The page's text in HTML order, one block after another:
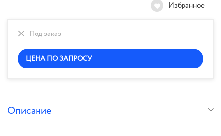
Избранное
Под заказ
ЦЕНА ПО ЗАПРОСУ
Описание